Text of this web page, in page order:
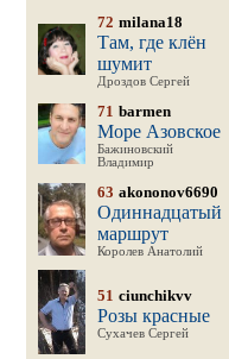
72 milana18
Там, где клён
шумит
Дроздов Сергей
71 barmen
Море Азовское
Бажиновский
Владимир
63 akononov6690
Одиннадцатый
маршрут
Королев Анатолий
51 ciunchikvv
Розы красные
Сухачев Сергей